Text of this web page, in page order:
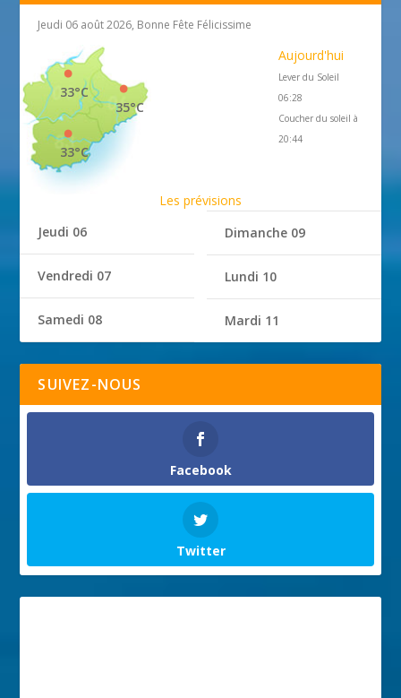
Jeudi 06 août 2026, Bonne Fête Félicissime
35°C
33°C
33°C
Aujourd'hui
Lever du Soleil
06:28
Coucher du soleil à
20:44
Les prévisions
Jeudi 06
Vendredi 07
Samedi 08
Dimanche 09
Lundi 10
Mardi 11
SUIVEZ-NOUS
Facebook
Twitter